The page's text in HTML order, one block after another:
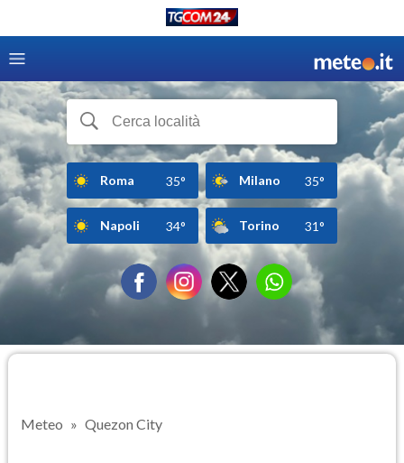
Roma 35° Milano 35°
Napoli 34° Torino 31°
Meteo Quezon City